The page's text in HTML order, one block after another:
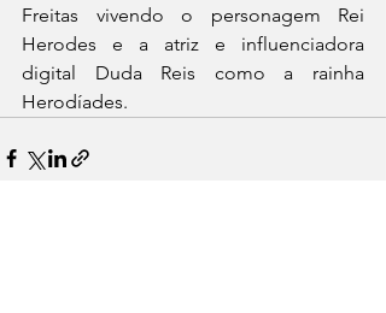
Freitas vivendo o personagem Rei
Herodes e a atriz e influenciadora
digital Duda Reis como a rainha
Herodíades.